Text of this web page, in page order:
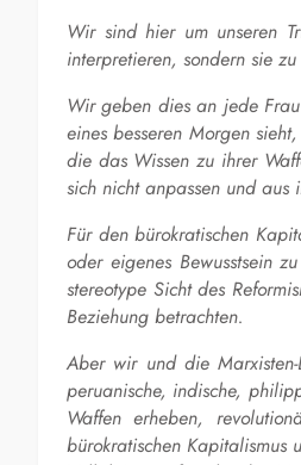
Wir sind hier um unseren
interpretieren, sondern sie
Wir geben dies an jede
eines besseren Morgensieht,
die das Wissen zu ihrer
sich nicht anpassen und
Für den bürokratischen
oder eigenes Bewusstsein
stereotype Sicht des
Beziehung betrachten.
Aber wir und die
peruanische, indische,
Waffen erheben,
bürokratischen